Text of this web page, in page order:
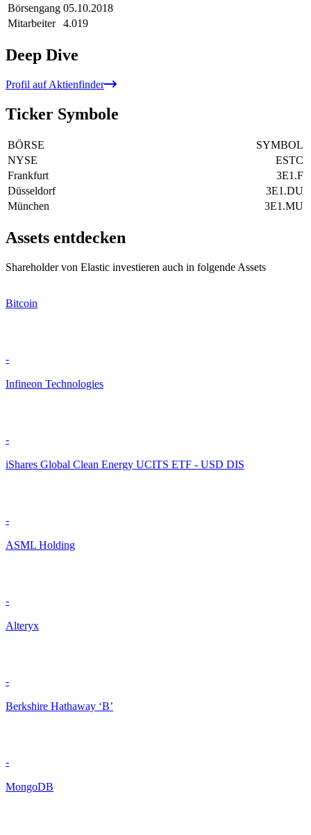
Börsengang 05.10.2018
Mitarbeiter
4.019
Deep Dive
Profil auf Aktienfinder
Ticker Symbole
BÖRSE
SYMBOL
NYSE
ESTC
Frankfurt
3E1.F
Düsseldorf
3E1.DU
München
3E1.MU
Assets entdecken
Shareholder von Elastic investieren auch in folgende Assets
Bitcoin
-
Infineon Technologies
-
iShares Global Clean Energy UCITS ETF - USD DIS
-
ASML Holding
-
Alteryx
-
Berkshire Hathaway ‘B’
-
MongoDB